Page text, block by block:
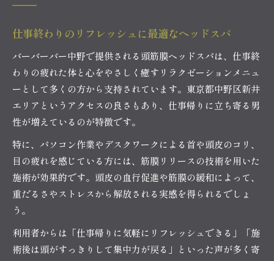
仕事終わりのリフレッシュに最適なヘッドスパ
バーバーバー中野で提供される頭筋膜ヘッドスパは、仕事終
わりの疲れた体と心をやさしく癒すリラクゼーションメニュ
ーとして多くの方から支持されています。東京都中野区新井
エリアというアクセスの良さもあり、仕事帰りに立ち寄る男
性が増えているのが特徴です。
特に、パソコン作業やデスクワークによる首や頭皮のコリ、
目の疲れを感じている方には、筋膜リリースの技術を用いた
施術が効果的です。頭皮の血行促進や筋膜の緩和によって、
重だるさやストレスから解放される実感を得られるでしょ
う。
利用者からは「仕事帰りに気軽にリフレッシュできる」「施
術後は頭がすっきりして集中力が戻る」といった声が多く寄